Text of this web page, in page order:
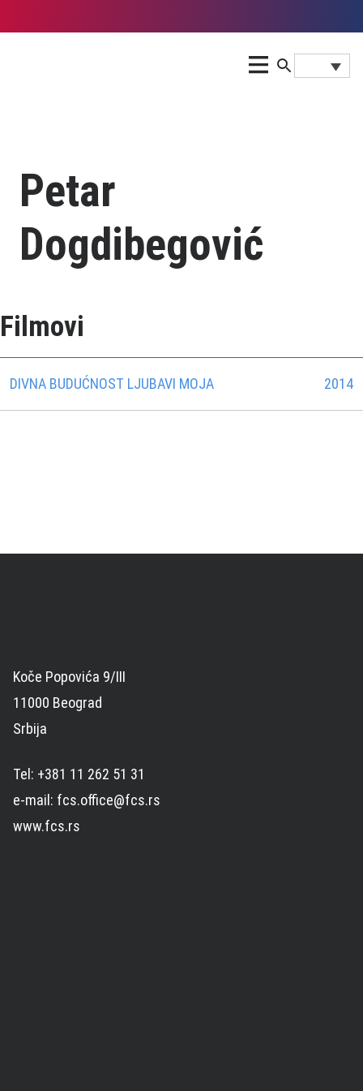
Petar
Dogdibegović
Filmovi
DIVNA BUDUĆNOST LJUBAVI MOJA 2014
Koče Popovića 9/III
11000 Beograd
Srbija
Tel: +381 11 262 51 31
e-mail: fcs.office@fcs.rs
www.fcs.rs